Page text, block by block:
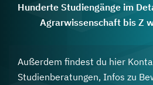
Hunderte Studiengänge im
Agrarwissenschaft bis Z
Außerdem findest du hier
Studienberatungen, Infos zu